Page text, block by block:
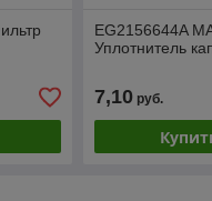
EG2156644A
Уплотнитель
7,10руб.